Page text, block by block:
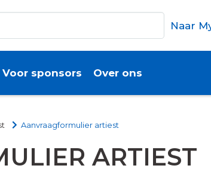
Naar
Voor sponsors Over ons
Aanvraagformulier artiest
ARTIEST